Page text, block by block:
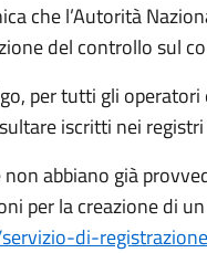
che l’Autorità
del controllo sul
per tutti gli
iscritti nei registri
abbiano già
per la creazione di
di-